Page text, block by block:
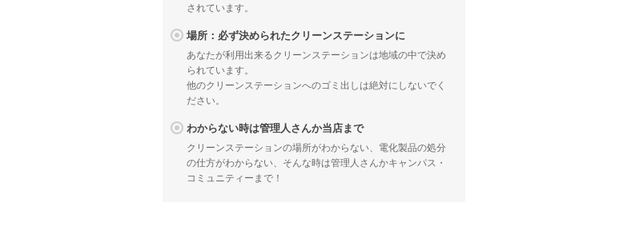
されています。
場所：必ず決められたクリーンステーションに
あなたが利用出来るクリーンステーションは地域の中で決め
られています。
他のクリーンステーションへのゴミ出しは絶対にしないでく
ださい。
わからない時は管理人さんか当店まで
クリーンステーションの場所がわからない、電化製品の処分
の仕方がわからない、そんな時は管理人さんかキャンパス・
コミュニティーまで！